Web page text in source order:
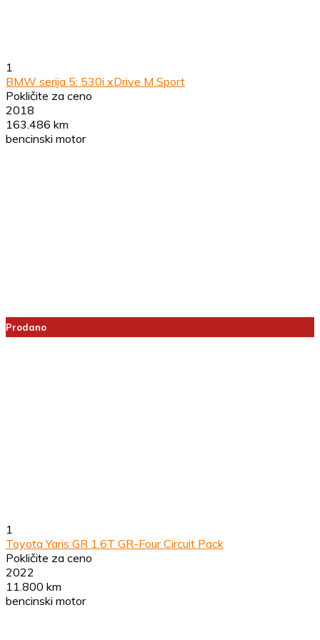
1
BMW serija 5: 530i xDrive M Sport
Pokličite za ceno
2018
163.486 km
bencinski motor
Prodano
1
Toyota Yaris GR 1.6T GR-Four Circuit Pack
Pokličite za ceno
2022
11.800 km
bencinski motor